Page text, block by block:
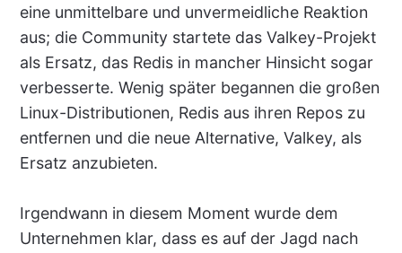
eine unmittelbare und unvermeidliche Reaktion
aus; die Community startete das Valkey-Projekt
als Ersatz, das Redis in mancher Hinsicht sogar
verbesserte. Wenig später begannen die großen
Linux-Distributionen, Redis aus ihren Repos zu
entfernen und die neue Alternative, Valkey, als
Ersatz anzubieten.
Irgendwann in diesem Moment wurde dem
Unternehmen klar, dass es auf der Jagd nach